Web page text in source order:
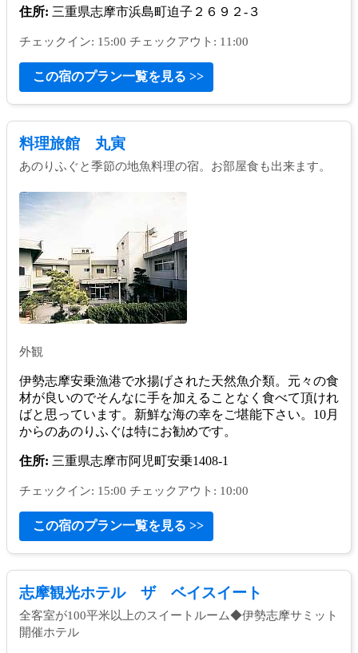
住所: 三重県志摩市浜島町迫子２６９２‐３
チェックイン: 15:00 チェックアウト: 11:00
この宿のプラン一覧を見る >>
料理旅館 丸寅
あのりふぐと季節の地魚料理の宿。お部屋食も出来ます。
外観
伊勢志摩安乗漁港で水揚げされた天然魚介類。元々の食
材が良いのでそんなに手を加えることなく食べて頂けれ
ばと思っています。新鮮な海の幸をご堪能下さい。10月
からのあのりふぐは特にお勧めです。
住所: 三重県志摩市阿児町安乗1408-1
チェックイン: 15:00 チェックアウト: 10:00
この宿のプラン一覧を見る >>
志摩観光ホテル ザ ベイスイート
全客室が100平米以上のスイートルーム◆伊勢志摩サミット
開催ホテル